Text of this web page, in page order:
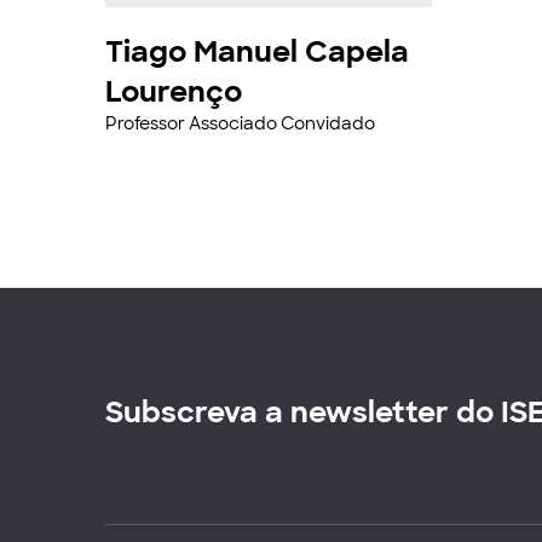
Tiago Manuel Capela
Lourenço
Professor Associado Convidado
Subscreva a newsletter do